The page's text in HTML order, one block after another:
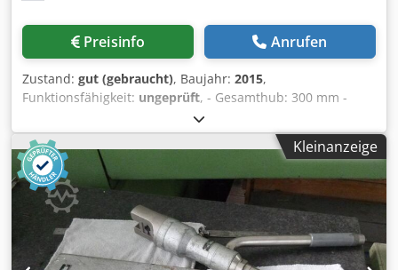
Preisinfo Anrufen
Zustand: gut (gebraucht), Baujahr: 2015,
Funktionsfähigkeit: ungeprüft, - Gesamthub: 300 mm -
Maximale presskraft: 68,9 kn - Leistung: 0. 3 kw - Min/max
luftdruck: 3 - 6 Bar Maschinengewicht 1250 Kg Djdpfx
Aewxvwiemaskr
Kleinanzeige